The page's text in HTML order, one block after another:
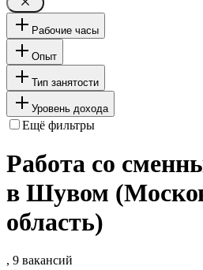
Рабочие часы
Опыт
Тип занятости
Уровень дохода
Ещё фильтры
Работа со
в Шувом
область)
, 9 вакансий